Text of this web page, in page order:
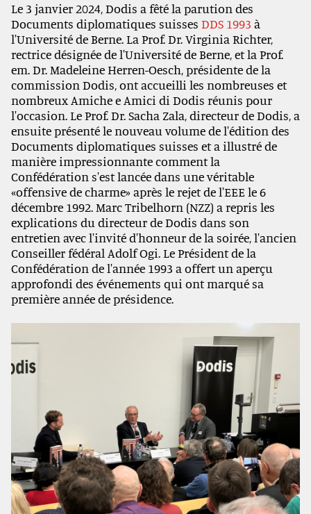
Le 3 janvier 2024, Dodis a fêté la parution des
Documents diplomatiques suisses DDS 1993 à
l'Université de Berne. La Prof. Dr. Virginia Richter,
rectrice désignée de l'Université de Berne, et la Prof.
em. Dr. Madeleine Herren-Oesch, présidente de la
commission Dodis, ont accueilli les nombreuses et
nombreux Amiche e Amici di Dodis réunis pour
l'occasion. Le Prof. Dr. Sacha Zala, directeur de Dodis, a
ensuite présenté le nouveau volume de l'édition des
Documents diplomatiques suisses et a illustré de
manière impressionnante comment la
Confédération s'est lancée dans une véritable
«offensive de charme» après le rejet de l'EEE le 6
décembre 1992. Marc Tribelhorn (NZZ) a repris les
explications du directeur de Dodis dans son
entretien avec l'invité d'honneur de la soirée, l'ancien
Conseiller fédéral Adolf Ogi. Le Président de la
Confédération de l'année 1993 a offert un aperçu
approfondi des événements qui ont marqué sa
première année de présidence.